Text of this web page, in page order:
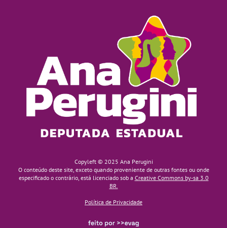
Copyleft © 2025 Ana Perugini
O conteúdo deste site, exceto quando proveniente de outras fontes ou onde
especificado o contrário, está licenciado sob a Creative Commons by-sa 3.0
BR.
Política de Privacidade